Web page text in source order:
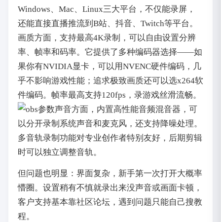
Windows、Mac、Linux三大平台，不仅能录屏，
还能直接直播推流到B站、抖音、Twitch等平台。
画质方面，支持最高4K录制，可以自由设置分辨
率、帧率和码率。它提供了多种编码器选择——如
果你有NVIDIA显卡，可以用NVENC硬件编码，几
乎不影响游戏性能；追求极致画质还可以选x264软
件编码。帧率最高支持120fps，录游戏丝滑流畅。
声音方面，内置高性能音频混音器，可
以分开录制系统声音和麦克风，还支持降噪处理。
多音轨录制功能对专业创作者特别友好，后期剪辑
时可以独立调整音轨。
但问题也明显：界面复杂，新手第一次打开大概率
懵圈。设置稍有不慎就录出来没声音或画面卡顿，
客户支持基本靠社区论坛，遇到问题只能自己搜教
程。